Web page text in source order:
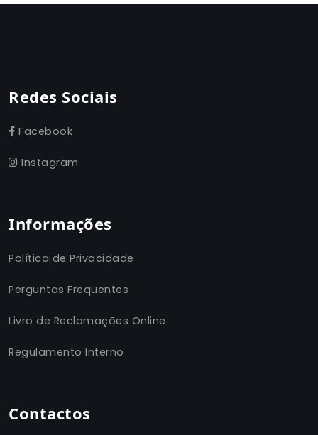
canto do curriculum do aluno.
Redes Sociais
Facebook
Instagram
Informações
Política de Privacidade
Perguntas Frequentes
Livro de Reclamações Online
Regulamento Interno
Contactos